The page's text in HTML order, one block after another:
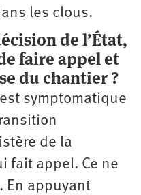
les clous.
de l’État,
faire appel et
du chantier ?
symptomatique
de la
fait appel. Ce ne
En appuyant